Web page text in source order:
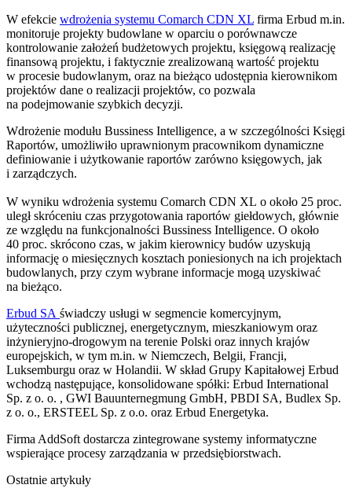
W efekcie wdrożenia systemu Comarch CDN XL firma Erbud m.in.
monitoruje projekty budowlane w oparciu o porównawcze
kontrolowanie założeń budżetowych projektu, księgową realizację
finansową projektu, i faktycznie zrealizowaną wartość projektu
w procesie budowlanym, oraz na bieżąco udostępnia kierownikom
projektów dane o realizacji projektów, co pozwala
na podejmowanie szybkich decyzji.
Wdrożenie modułu Bussiness Intelligence, a w szczególności Księgi
Raportów, umożliwiło uprawnionym pracownikom dynamiczne
definiowanie i użytkowanie raportów zarówno księgowych, jak
i zarządczych.
W wyniku wdrożenia systemu Comarch CDN XL o około 25 proc.
uległ skróceniu czas przygotowania raportów giełdowych, głównie
ze względu na funkcjonalności Bussiness Intelligence. O około
40 proc. skrócono czas, w jakim kierownicy budów uzyskują
informację o miesięcznych kosztach poniesionych na ich projektach
budowlanych, przy czym wybrane informacje mogą uzyskiwać
na bieżąco.
Erbud SA świadczy usługi w segmencie komercyjnym,
użyteczności publicznej, energetycznym, mieszkaniowym oraz
inżynieryjno-drogowym na terenie Polski oraz innych krajów
europejskich, w tym m.in. w Niemczech, Belgii, Francji,
Luksemburgu oraz w Holandii. W skład Grupy Kapitałowej Erbud
wchodzą następujące, konsolidowane spółki: Erbud International
Sp. z o. o. , GWI Bauunternegmung GmbH, PBDI SA, Budlex Sp.
z o. o., ERSTEEL Sp. z o.o. oraz Erbud Energetyka.
Firma AddSoft dostarcza zintegrowane systemy informatyczne
wspierające procesy zarządzania w przedsiębiorstwach.
Ostatnie artykuły